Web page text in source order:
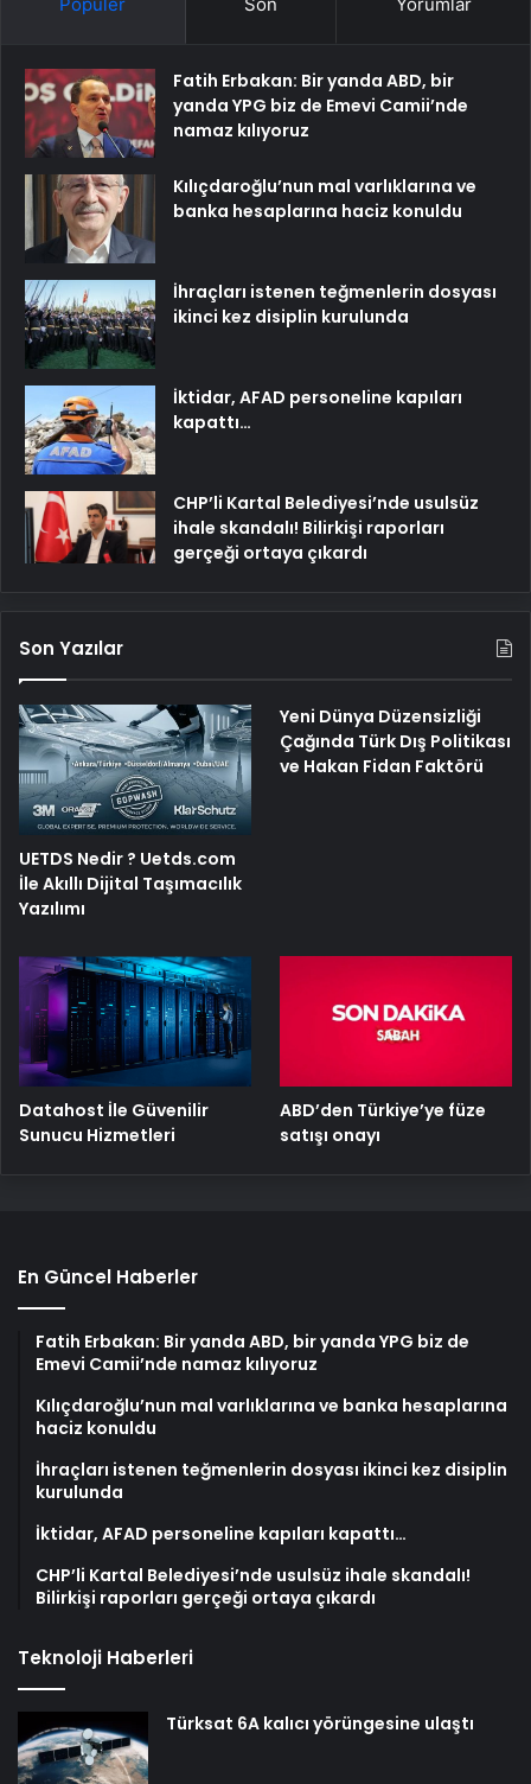
Fatih Erbakan: Bir yanda ABD, bir
yanda YPG biz de Emevi Camii’nde
namaz kılıyoruz
Kılıçdaroğlu’nun mal varlıklarına ve
banka hesaplarına haciz konuldu
İhraçları istenen teğmenlerin dosyası
ikinci kez disiplin kurulunda
İktidar, AFAD personeline kapıları
kapattı…
CHP’li Kartal Belediyesi’nde usulsüz
ihale skandalı! Bilirkişi raporları
gerçeği ortaya çıkardı
Son Yazılar
UETDS Nedir ? Uetds.com
İle Akıllı Dijital Taşımacılık
Yazılımı
Yeni Dünya Düzensizliği
Çağında Türk Dış Politikası
ve Hakan Fidan Faktörü
Datahost İle Güvenilir
Sunucu Hizmetleri
ABD’den Türkiye’ye füze
satışı onayı
En Güncel Haberler
Fatih Erbakan: Bir yanda ABD, bir yanda YPG biz de
Emevi Camii’nde namaz kılıyoruz
Kılıçdaroğlu’nun mal varlıklarına ve banka hesaplarına
haciz konuldu
İhraçları istenen teğmenlerin dosyası ikinci kez disiplin
kurulunda
İktidar, AFAD personeline kapıları kapattı…
CHP’li Kartal Belediyesi’nde usulsüz ihale skandalı!
Bilirkişi raporları gerçeği ortaya çıkardı
Teknoloji Haberleri
Türksat 6A kalıcı yörüngesine ulaştı